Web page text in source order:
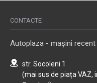
CONTACTE
Autoplaza - mașini
str. Socoleni 1
(mai sus de piața VAZ,